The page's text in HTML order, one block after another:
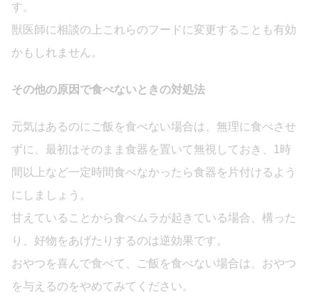
す。
獣医師に相談の上これらのフードに変更することも有効
かもしれません。
その他の原因で食べないときの対処法
元気はあるのにご飯を食べない場合は、無理に食べさせ
ずに、最初はそのまま食器を置いて無視しておき、1時
間以上など一定時間食べなかったら食器を片付けるよう
にしましょう。
甘えていることから食べムラが起きている場合、構った
り、好物をあげたりするのは逆効果です。
おやつを喜んで食べて、ご飯を食べない場合は、おやつ
を与えるのをやめてみてください。